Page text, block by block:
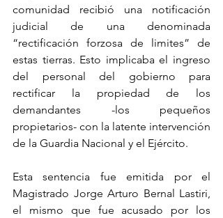
comunidad recibió una notificación
judicial de una denominada
“rectificación forzosa de limites” de
estas tierras. Esto implicaba el ingreso
del personal del gobierno para
rectificar la propiedad de los
demandantes -los pequeños
propietarios- con la latente intervención
de la Guardia Nacional y el Ejército.
Esta sentencia fue emitida por el
Magistrado Jorge Arturo Bernal Lastiri,
el mismo que fue acusado por los